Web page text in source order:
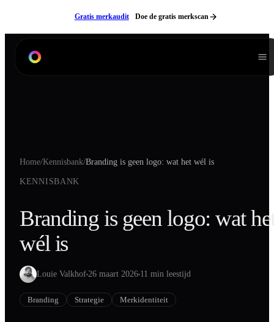
Gratis merkaudit Doe de gratis merkscan
Digitale Handleidingen
Productfotografie
Lifestyle Fotografie
Videografie
SEO
NL EN
Home/Kennisbank/Branding is geen logo: wat het wél is
KENNISBANK
Branding is geen logo: wat
wél is
Louie Valkhof 26 maart 2026 11 min leestijd
Branding Strategie Merkidentiteit